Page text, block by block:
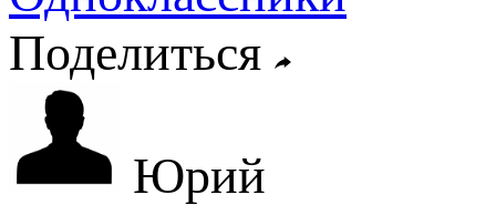
Поделиться
Юрий